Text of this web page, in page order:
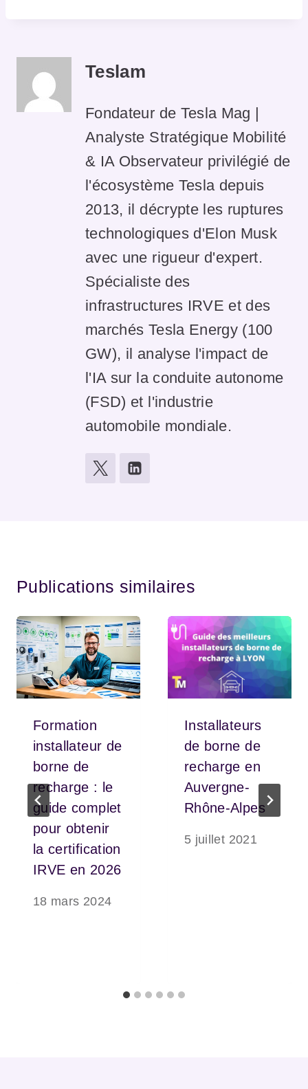
Teslam
Fondateur de Tesla Mag |
Analyste Stratégique Mobilité
& IA Observateur privilégié de
l'écosystème Tesla depuis
2013, il décrypte les ruptures
technologiques d'Elon Musk
avec une rigueur d'expert.
Spécialiste des
infrastructures IRVE et des
marchés Tesla Energy (100
GW), il analyse l'impact de
l'IA sur la conduite autonome
(FSD) et l'industrie
automobile mondiale.
Publications similaires
Formation
installateur de
borne de
recharge : le
guide complet
pour obtenir
la certification
IRVE en 2026
18 mars 2024
Installateurs
de borne de
recharge en
Auvergne-
Rhône-Alpes
5 juillet 2021